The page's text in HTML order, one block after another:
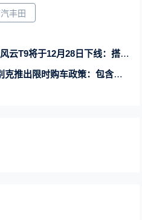
丰田
于12月28日下线：搭载插电混动系统
时购车政策：包含君威、君越等车型